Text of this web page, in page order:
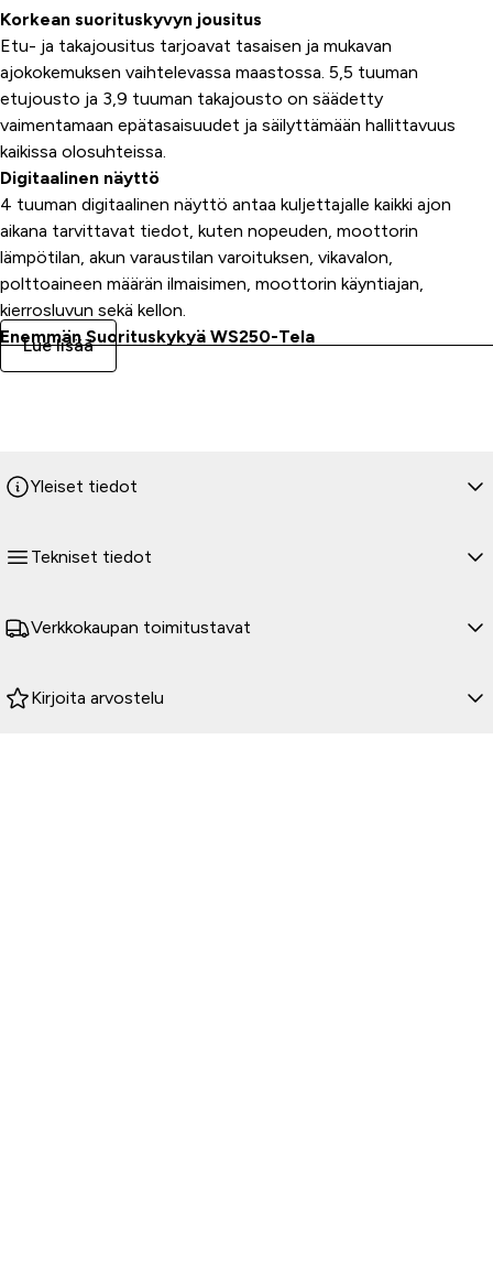
Korkean suorituskyvyn jousitus
Etu- ja takajousitus tarjoavat tasaisen ja mukavan
ajokokemuksen vaihtelevassa maastossa. 5,5 tuuman
etujousto ja 3,9 tuuman takajousto on säädetty
vaimentamaan epätasaisuudet ja säilyttämään hallittavuus
kaikissa olosuhteissa.
Digitaalinen näyttö
4 tuuman digitaalinen näyttö antaa kuljettajalle kaikki ajon
aikana tarvittavat tiedot, kuten nopeuden, moottorin
lämpötilan, akun varaustilan varoituksen, vikavalon,
polttoaineen määrän ilmaisimen, moottorin käyntiajan,
kierrosluvun sekä kellon.
Enemmän Suorituskykyä WS250-Tela
WS 250 -tela on suunniteltu tarjoamaan luotettavaa pitoa ja
12 Tuuman suksi
tasapainoiseen ja varmaan ohjattavuuteen. Telan leveyteen
hallinnan monenlaisilla alustoilla.
Lue lisää
Yleiset tiedot
Tekniset tiedot
Verkkokaupan toimitustavat
Kirjoita arvostelu